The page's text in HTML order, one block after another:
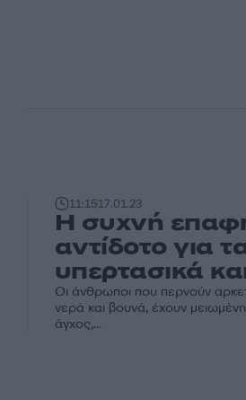
11:1517.01.23
Η συχνή
αντίδοτο για
υπερτασικά
Οι άνθρωποι που περνούν
νερά και βουνά, έχουν
άγχος,...